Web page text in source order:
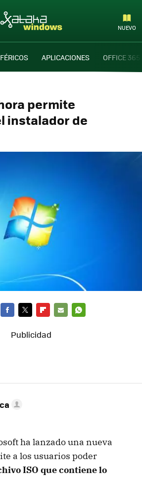
NUEVO
APLICACIONES OFFICE 365
permite
instalador de
ha lanzado una nueva
a los usuarios poder
ISO que contiene lo